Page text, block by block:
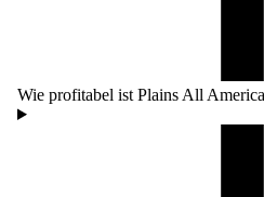
Wie profitabel ist Plains All